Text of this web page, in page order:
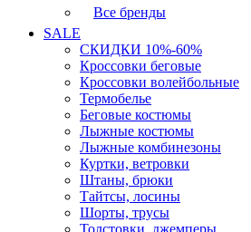
Все бренды
SALE
СКИДКИ 10%-60%
Кроссовки беговые
Кроссовки волейбольные
Термобелье
Беговые костюмы
Лыжные костюмы
Лыжные комбинезоны
Куртки, ветровки
Штаны, брюки
Тайтсы, лосины
Шорты, трусы
Толстовки, джемперы